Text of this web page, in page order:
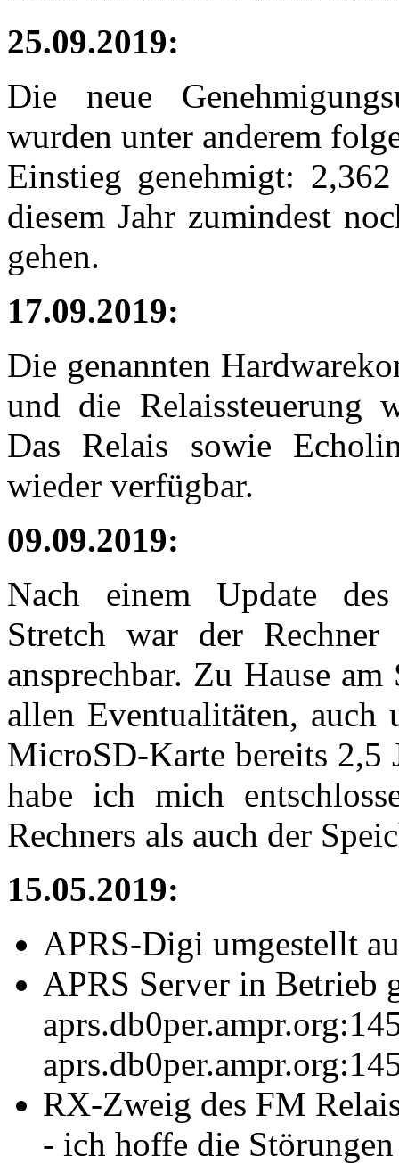
25.09.2019:
Die neue
wurden unter anderem
Einstieg genehmigt:
diesem Jahr zumindest
gehen.
17.09.2019:
Die genannten
und die Relaissteuerung
Das Relais sowie
wieder verfügbar.
09.09.2019:
Nach einem Update
Stretch war der
ansprechbar. Zu Hause
allen Eventualitäten, auch
MicroSD-Karte bereits 2,5
habe ich mich
Rechners als auch der
15.05.2019:
APRS-Digi umgestellt
APRS Server in Betrieb
RX-Zweig des FM
- ich hoffe die